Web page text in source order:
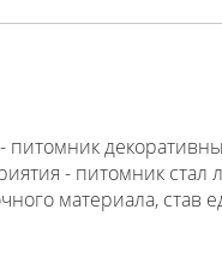
питомник
- питомник стал
материала, став